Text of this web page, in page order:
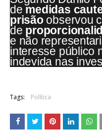
demedidas
prisãoobservou
de
e não
interesse público
indevida nas
Tags: Política